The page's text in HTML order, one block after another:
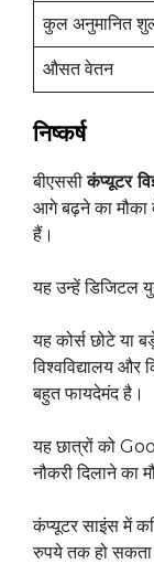
कुल अनुमानित
औसत वेतन
निष्कर्ष
बीएससीकंप्यूटर
आगे बढ़ने का मौका
हैं।
यह उन्हें डिजिटल
यह कोर्स छोटे या
विश्वविद्यालय और
बहुत फायदेमंद है।
यह छात्रों को
नौकरी दिलाने का
कंप्यूटर साइंस में
रुपये तक हो सकता